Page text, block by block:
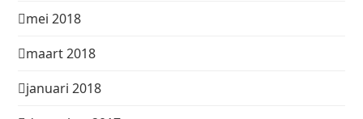
mei 2018
maart 2018
januari 2018